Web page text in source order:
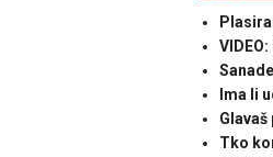
Ima li
Tko